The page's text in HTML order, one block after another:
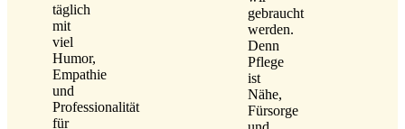
täglich
mit
viel
Humor,
Empathie
und
Professionalität
für
gebraucht
werden.
Denn
Pflege
ist
Nähe,
Fürsorge